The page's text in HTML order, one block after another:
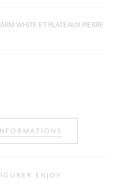
WHITE ET PLATEAUX PIERRE
ENJOY